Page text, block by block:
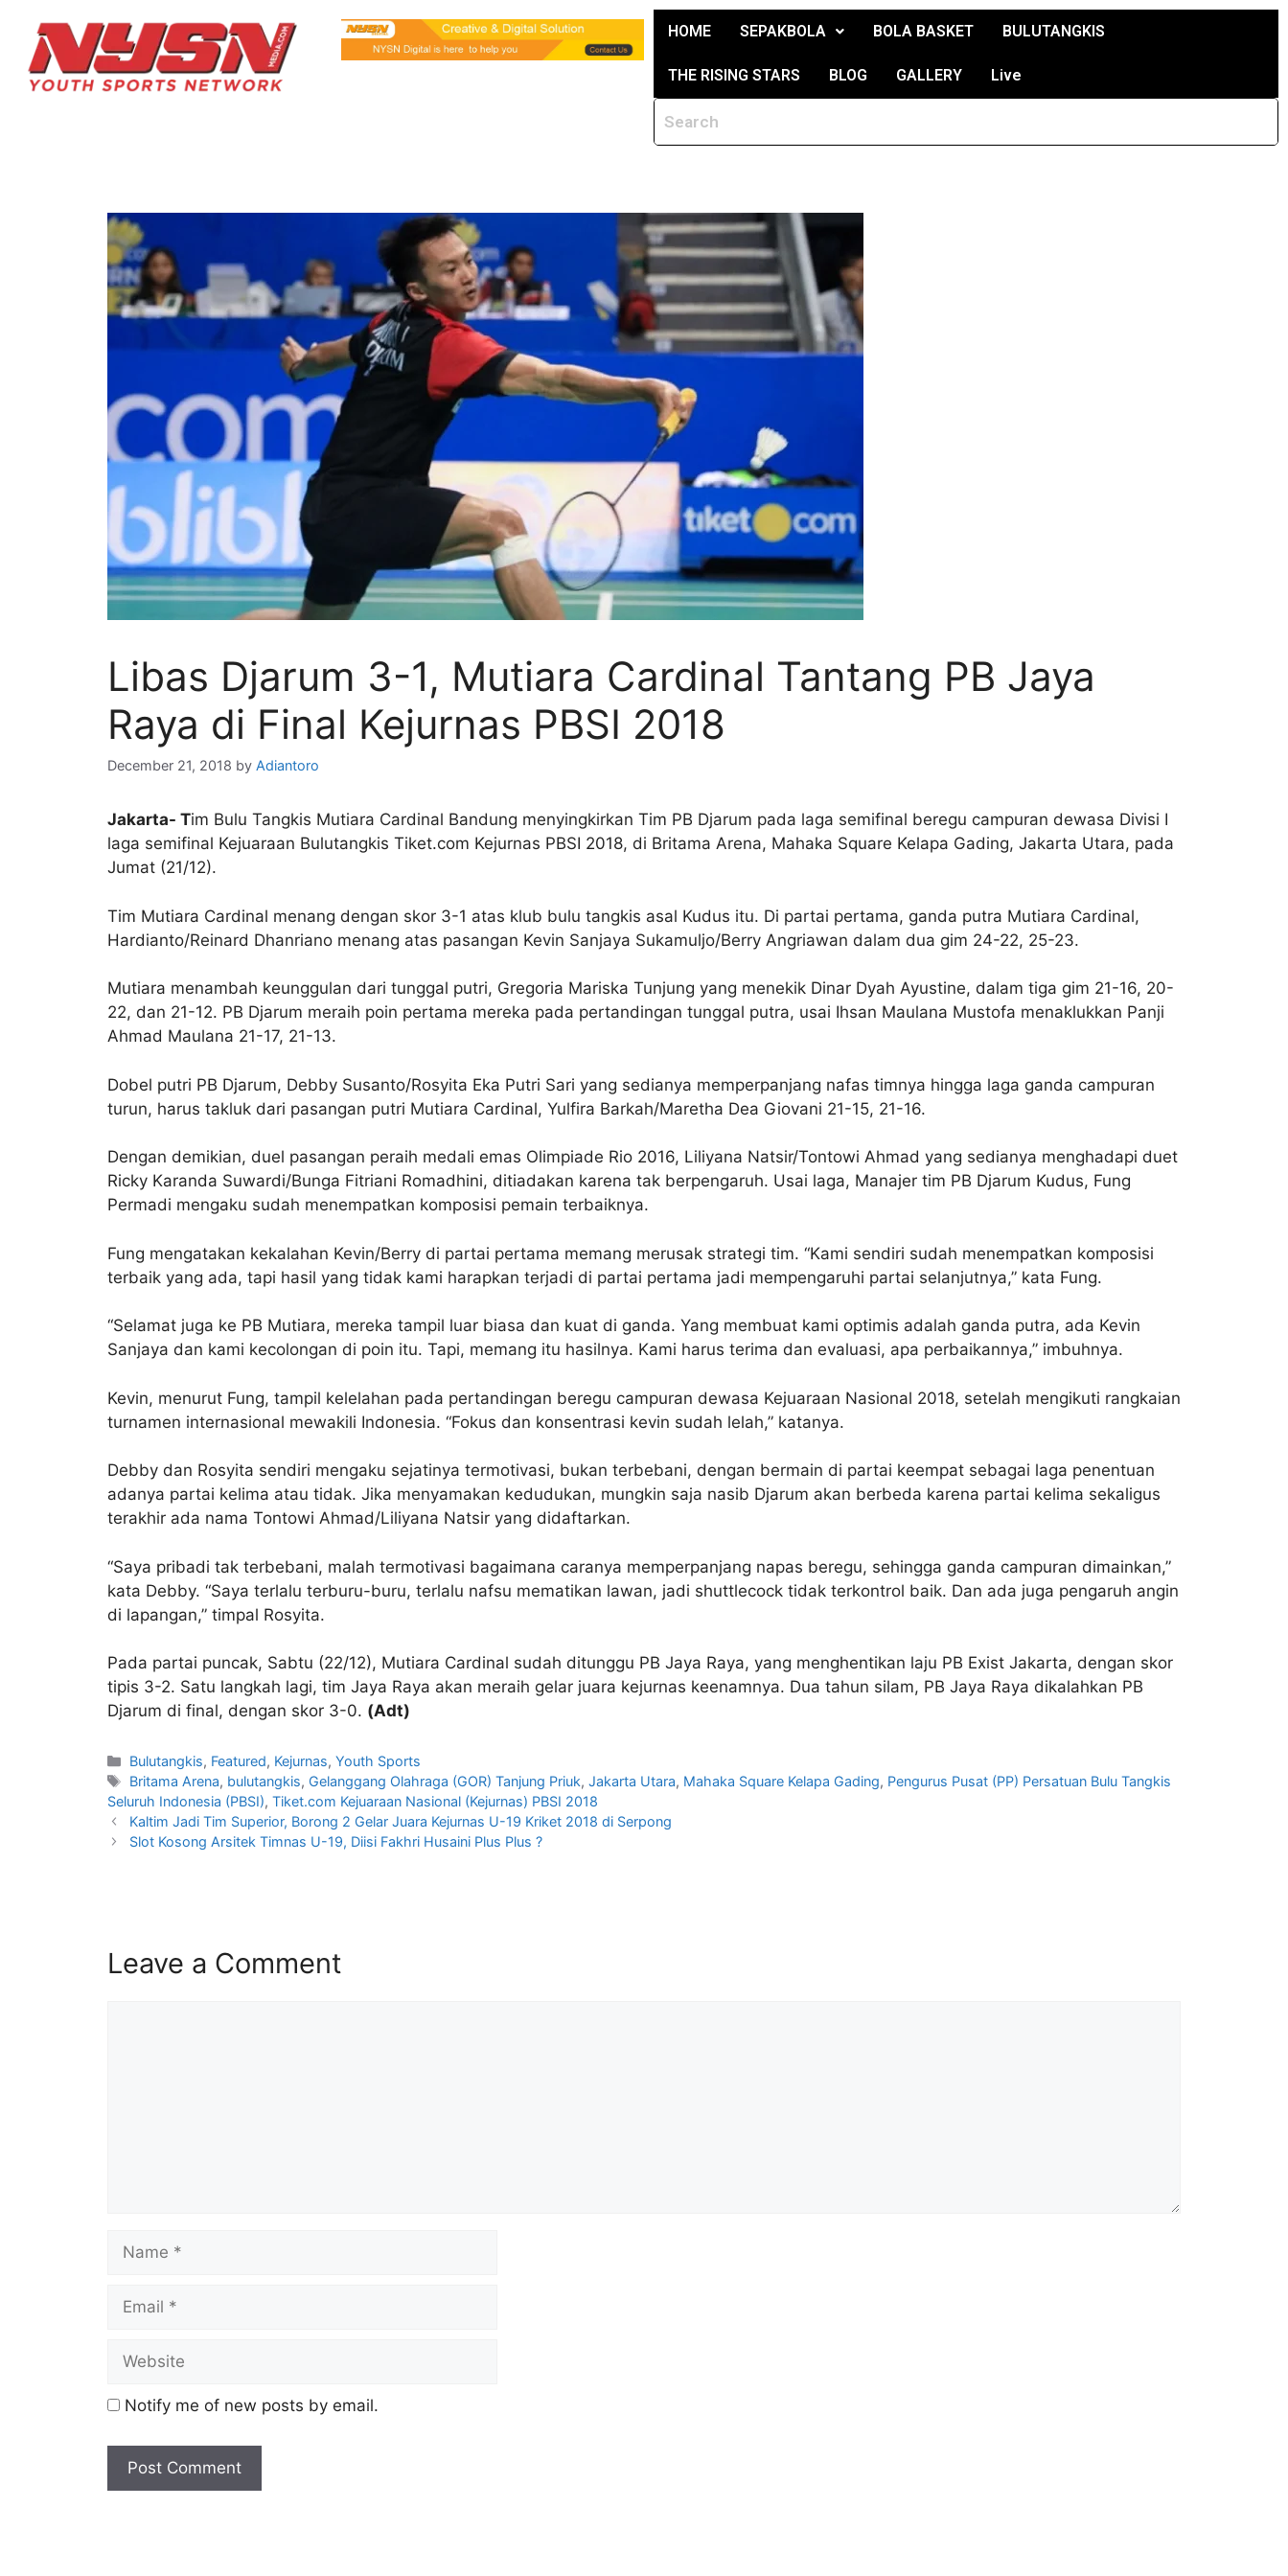
HOME SEPAKBOLA BOLA BASKET BULUTANGKIS
THE RISING STARS BLOG GALLERY Live
Libas Djarum 3-1, Mutiara Cardinal Tantang PB Jaya
Raya di Final Kejurnas PBSI 2018
December 21, 2018 by Adiantoro
Jakarta- Tim Bulu Tangkis Mutiara Cardinal Bandung menyingkirkan Tim PB Djarum pada laga semifinal beregu campuran dewasa Divisi I
laga semifinal Kejuaraan Bulutangkis Tiket.com Kejurnas PBSI 2018, di Britama Arena, Mahaka Square Kelapa Gading, Jakarta Utara, pada
Jumat (21/12).
Tim Mutiara Cardinal menang dengan skor 3-1 atas klub bulu tangkis asal Kudus itu. Di partai pertama, ganda putra Mutiara Cardinal,
Hardianto/Reinard Dhanriano menang atas pasangan Kevin Sanjaya Sukamuljo/Berry Angriawan dalam dua gim 24-22, 25-23.
Mutiara menambah keunggulan dari tunggal putri, Gregoria Mariska Tunjung yang menekik Dinar Dyah Ayustine, dalam tiga gim 21-16, 20-
22, dan 21-12. PB Djarum meraih poin pertama mereka pada pertandingan tunggal putra, usai Ihsan Maulana Mustofa menaklukkan Panji
Ahmad Maulana 21-17, 21-13.
Dobel putri PB Djarum, Debby Susanto/Rosyita Eka Putri Sari yang sedianya memperpanjang nafas timnya hingga laga ganda campuran
turun, harus takluk dari pasangan putri Mutiara Cardinal, Yulfira Barkah/Maretha Dea Giovani 21-15, 21-16.
Dengan demikian, duel pasangan peraih medali emas Olimpiade Rio 2016, Liliyana Natsir/Tontowi Ahmad yang sedianya menghadapi duet
Ricky Karanda Suwardi/Bunga Fitriani Romadhini, ditiadakan karena tak berpengaruh. Usai laga, Manajer tim PB Djarum Kudus, Fung
Permadi mengaku sudah menempatkan komposisi pemain terbaiknya.
Fung mengatakan kekalahan Kevin/Berry di partai pertama memang merusak strategi tim. “Kami sendiri sudah menempatkan komposisi
terbaik yang ada, tapi hasil yang tidak kami harapkan terjadi di partai pertama jadi mempengaruhi partai selanjutnya,” kata Fung.
“Selamat juga ke PB Mutiara, mereka tampil luar biasa dan kuat di ganda. Yang membuat kami optimis adalah ganda putra, ada Kevin
Sanjaya dan kami kecolongan di poin itu. Tapi, memang itu hasilnya. Kami harus terima dan evaluasi, apa perbaikannya,” imbuhnya.
Kevin, menurut Fung, tampil kelelahan pada pertandingan beregu campuran dewasa Kejuaraan Nasional 2018, setelah mengikuti rangkaian
turnamen internasional mewakili Indonesia. “Fokus dan konsentrasi kevin sudah lelah,” katanya.
Debby dan Rosyita sendiri mengaku sejatinya termotivasi, bukan terbebani, dengan bermain di partai keempat sebagai laga penentuan
adanya partai kelima atau tidak. Jika menyamakan kedudukan, mungkin saja nasib Djarum akan berbeda karena partai kelima sekaligus
terakhir ada nama Tontowi Ahmad/Liliyana Natsir yang didaftarkan.
“Saya pribadi tak terbebani, malah termotivasi bagaimana caranya memperpanjang napas beregu, sehingga ganda campuran dimainkan,”
kata Debby. “Saya terlalu terburu-buru, terlalu nafsu mematikan lawan, jadi shuttlecock tidak terkontrol baik. Dan ada juga pengaruh angin
di lapangan,” timpal Rosyita.
Pada partai puncak, Sabtu (22/12), Mutiara Cardinal sudah ditunggu PB Jaya Raya, yang menghentikan laju PB Exist Jakarta, dengan skor
tipis 3-2. Satu langkah lagi, tim Jaya Raya akan meraih gelar juara kejurnas keenamnya. Dua tahun silam, PB Jaya Raya dikalahkan PB
Djarum di final, dengan skor 3-0. (Adt)
Bulutangkis, Featured, Kejurnas,Youth Sports
Britama Arena, bulutangkis, Gelanggang Olahraga (GOR) Tanjung Priuk,Jakarta Utara, Mahaka Square Kelapa Gading, Pengurus Pusat (PP) Persatuan Bulu Tangkis
Seluruh Indonesia (PBSI), Tiket.com Kejuaraan Nasional (Kejurnas) PBSI 2018
Kaltim Jadi Tim Superior, Borong 2 Gelar Juara Kejurnas U-19 Kriket 2018 di Serpong
Slot Kosong Arsitek Timnas U-19, Diisi Fakhri Husaini Plus Plus ?
Leave a Comment
Notify me of new posts by email.